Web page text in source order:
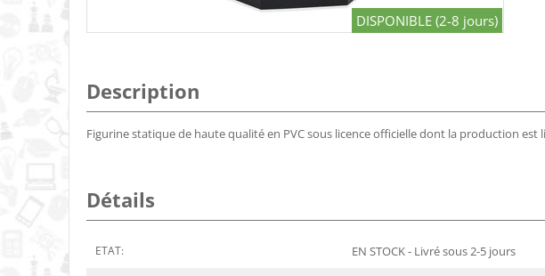
DISPONIBLE (2-8 jours)
Description
Figurine statique de haute qualité en PVC sous licence officielle dont la production
Détails
ETAT: EN STOCK - Livré sous 2-5 jours